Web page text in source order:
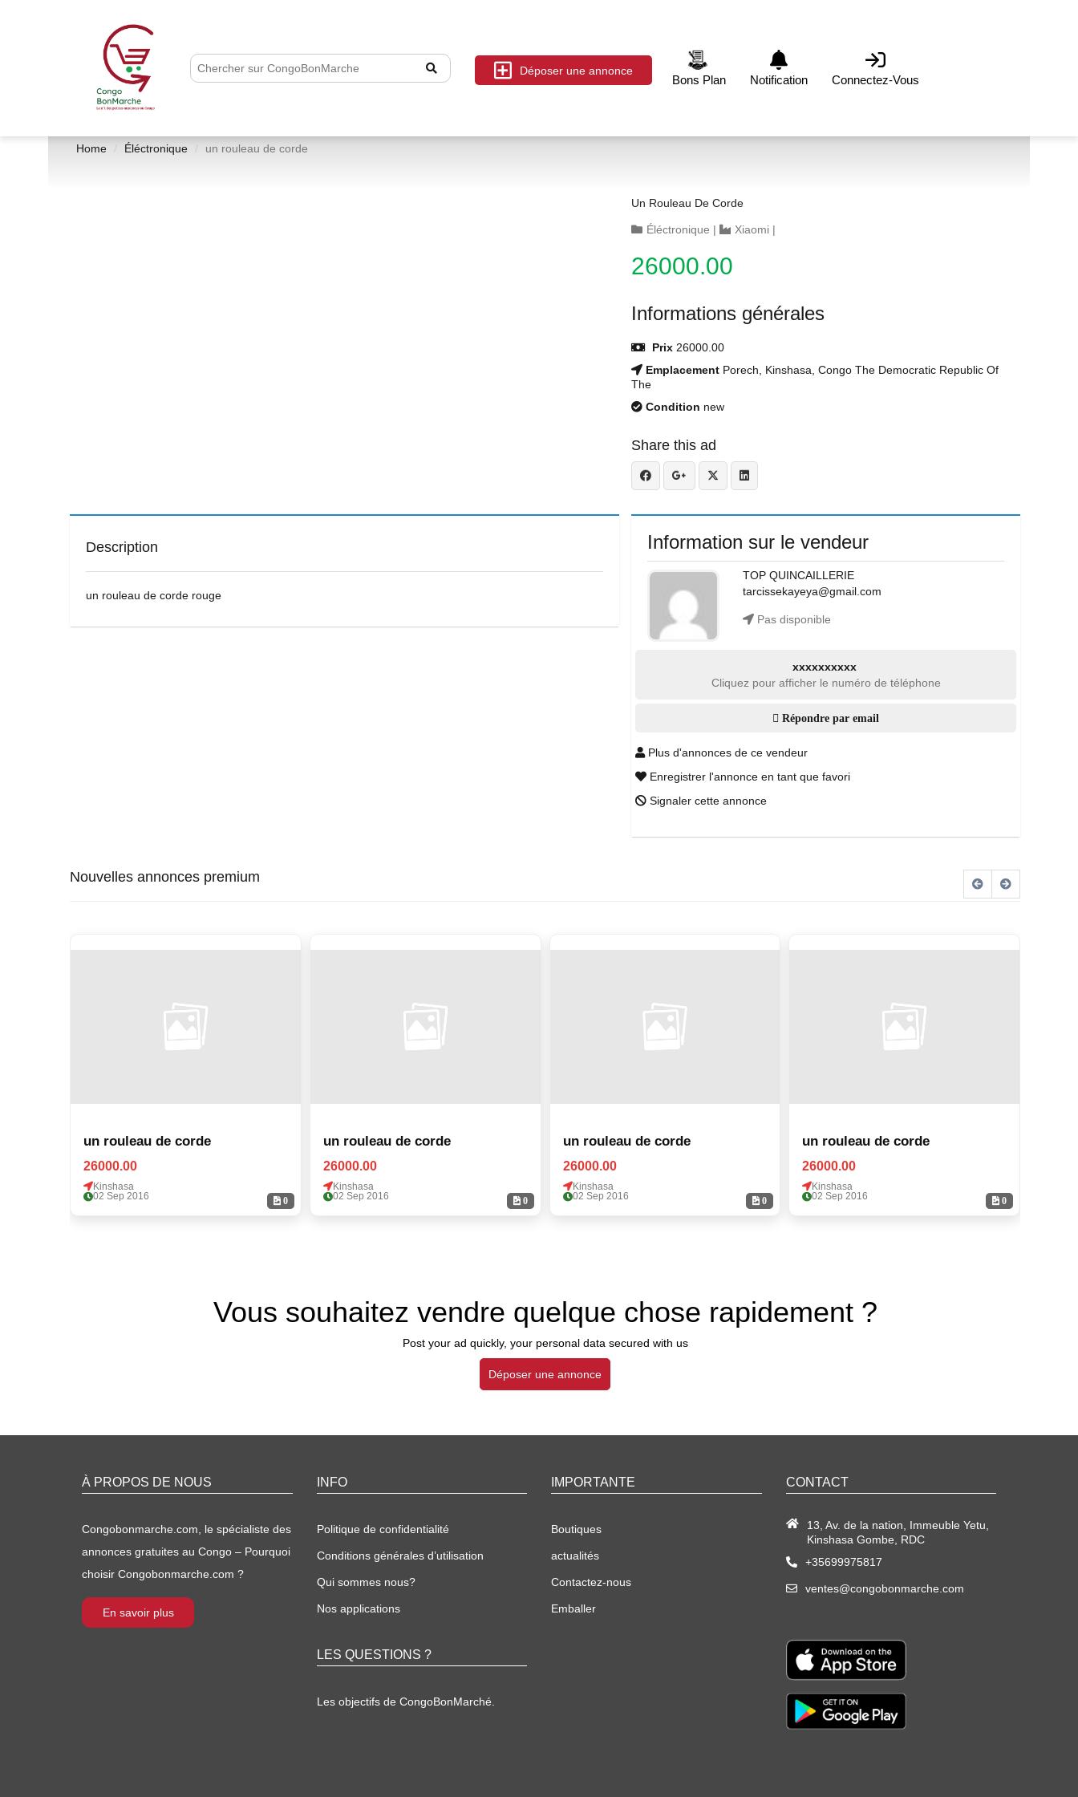
Déposer une annonce
Bons Plan Notification Connectez-Vous
Home Éléctronique un rouleau de corde
Un Rouleau De Corde
Éléctronique | Xiaomi |
26000.00
Informations générales
Prix 26000.00
Emplacement Porech, Kinshasa, Congo The Democratic Republic Of
The
Condition new
Share this ad
Description
un rouleau de corde rouge
Information sur le vendeur
TOP QUINCAILLERIE
tarcissekayeya@gmail.com
Pas disponible
xxxxxxxxxx
Cliquez pour afficher le numéro de téléphone
Répondre par email
Plus d'annonces de ce vendeur
Enregistrer l'annonce en tant que favori
Signaler cette annonce
Nouvelles annonces premium
0
un rouleau de corde
26000.00
Kinshasa
02 Sep 2016
0
un rouleau de corde
26000.00
Kinshasa
02 Sep 2016
0
un rouleau de corde
26000.00
Kinshasa
02 Sep 2016
0
un rouleau de corde
26000.00
Kinshasa
02 Sep 2016
Vous souhaitez vendre quelque chose rapidement ?
Post your ad quickly, your personal data secured with us
Déposer une annonce
À PROPOS DE NOUS
Congobonmarche.com, le spécialiste des
annonces gratuites au Congo – Pourquoi
choisir Congobonmarche.com ?
En savoir plus
INFO
Politique de confidentialité
Conditions générales d’utilisation
Qui sommes nous?
Nos applications
LES QUESTIONS ?
Les objectifs de CongoBonMarché.
IMPORTANTE
Boutiques
actualités
Contactez-nous
Emballer
CONTACT
13, Av. de la nation, Immeuble Yetu,
Kinshasa Gombe, RDC
+35699975817
ventes@congobonmarche.com